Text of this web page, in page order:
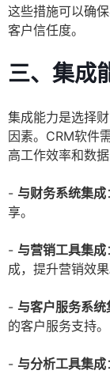
这些措施可以确
客户信任度。
三、集成
集成能力是选择
因素。CRM软件
高工作效率和数
- 与财务系统集成
享。
- 与营销工具集成
成，提升营销效果
- 与客户服务系统
的客户服务支持。
- 与分析工具集成